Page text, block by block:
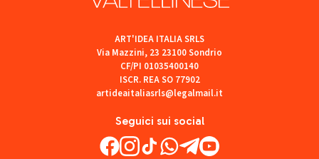
Seguici sui social
ART'IDEA ITALIA SRLS
Via Mazzini, 23 23100 Sondrio
CF/PI 01035400140
ISCR. REA SO 77902
artideaitaliasrls@legalmail.it